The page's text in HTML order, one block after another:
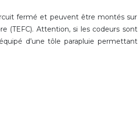
fermé et peuvent être montés sur
(TEFC). Attention, si les codeurs sont
d’une tôle parapluie permettant